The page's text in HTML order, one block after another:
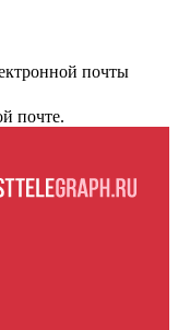
почты
почте.